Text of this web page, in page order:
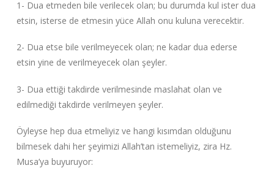
1- Dua etmeden bile verilecek olan; bu durumda kul ister dua
etsin, isterse de etmesin yüce Allah onu kuluna verecektir.
2- Dua etse bile verilmeyecek olan; ne kadar dua ederse
etsin yine de verilmeyecek olan şeyler.
3- Dua ettiği takdirde verilmesinde maslahat olan ve
edilmediği takdirde verilmeyen şeyler.
Öyleyse hep dua etmeliyiz ve hangi kısımdan olduğunu
bilmesek dahi her şeyimizi Allah’tan istemeliyiz, zira Hz.
Musa’ya buyuruyor: